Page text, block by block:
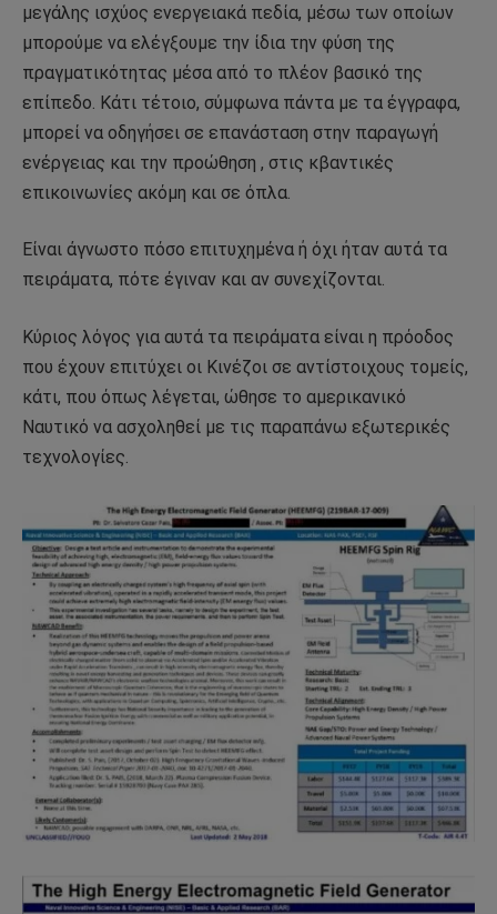
μεγάλης ισχύος ενεργειακά πεδία, μέσω των οποίων
μπορούμε να ελέγξουμε την ίδια την φύση της
πραγματικότητας μέσα από το πλέον βασικό της
επίπεδο. Κάτι τέτοιο, σύμφωνα πάντα με τα έγγραφα,
μπορεί να οδηγήσει σε επανάσταση στην παραγωγή
ενέργειας και την προώθηση , στις κβαντικές
επικοινωνίες ακόμη και σε όπλα.
Είναι άγνωστο πόσο επιτυχημένα ή όχι ήταν αυτά τα
πειράματα, πότε έγιναν και αν συνεχίζονται.
Κύριος λόγος για αυτά τα πειράματα είναι η πρόοδος
που έχουν επιτύχει οι Κινέζοι σε αντίστοιχους τομείς,
κάτι, που όπως λέγεται, ώθησε το αμερικανικό
Ναυτικό να ασχοληθεί με τις παραπάνω εξωτερικές
τεχνολογίες.